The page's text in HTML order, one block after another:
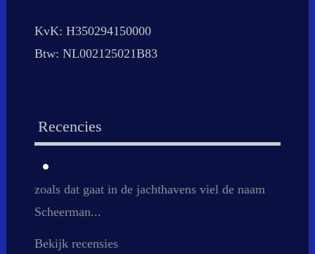
KvK: H350294150000
Btw: NL002125021B83
Recencies
zoals dat gaat in de jachthavens viel de naam
Scheerman...
Bekijk recensies